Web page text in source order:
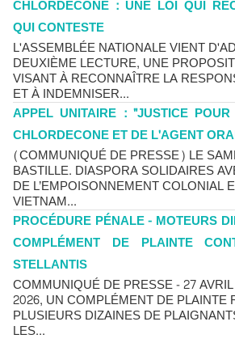
CHLORDÉCONE : UNE LOI QUI
QUI CONTESTE
L'ASSEMBLÉE NATIONALE VIENT
DEUXIÈME LECTURE, UNE
VISANT À RECONNAÎTRE LA
ET À INDEMNISER...
APPEL UNITAIRE : "JUSTICE
CHLORDECONE ET DE L'AGENT
(COMMUNIQUÉ DE PRESSE) LE
BASTILLE. DIASPORA SOLIDAIRES
DE L’EMPOISONNEMENT COLONIAL
VIETNAM...
PROCÉDURE PÉNALE - MOTEURS
COMPLÉMENT DE PLAINTE
STELLANTIS
COMMUNIQUÉ DE PRESSE - 27
2026, UN COMPLÉMENT DE PLAINTE
PLUSIEURS DIZAINES DE
LES...